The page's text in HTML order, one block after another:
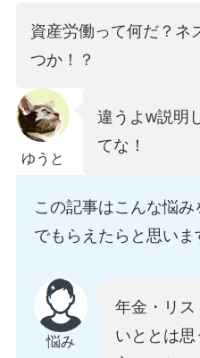
資産労働って何だ？ネ
つか！？
ゆうと
違うよw説明
てな！
この記事はこんな悩
でもらえたらと思いま
悩み
年金・リス
いととは思